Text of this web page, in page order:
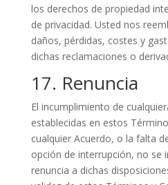
los derechos de propiedad
de privacidad. Usted nos
daños, pérdidas, costes y
dichas reclamaciones o
17. Renuncia
El incumplimiento de
establecidas en estos
cualquier Acuerdo, o la falta
opción de interrupción, no se
renuncia a dichas